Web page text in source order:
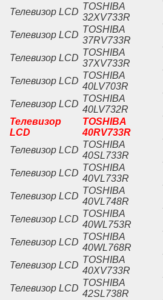
Телевизор LCD
TOSHIBA
32XV733R
Телевизор LCD
TOSHIBA
37RV733R
Телевизор LCD
TOSHIBA
37XV733R
Телевизор LCD
TOSHIBA
40LV703R
Телевизор LCD
TOSHIBA
40LV732R
Телевизор
LCD
TOSHIBA
40RV733R
Телевизор LCD
TOSHIBA
40SL733R
Телевизор LCD
TOSHIBA
40VL733R
Телевизор LCD
TOSHIBA
40VL748R
Телевизор LCD
TOSHIBA
40WL753R
Телевизор LCD
TOSHIBA
40WL768R
Телевизор LCD
TOSHIBA
40XV733R
Телевизор LCD
TOSHIBA
42SL738R